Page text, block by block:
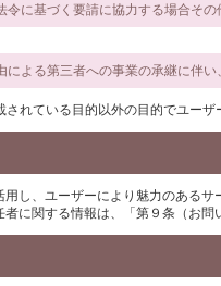
に基づく要請に協力する場合そ
よる第三者への事業の承継に伴
れている目的以外の目的でユー
し、ユーザーにより魅力のある
に関する情報は、「第９条（お問